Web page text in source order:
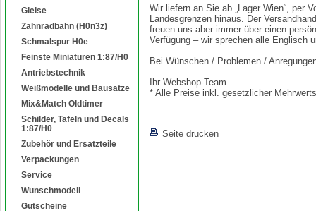
Gleise
Zahnradbahn (H0n3z)
Schmalspur H0e
Feinste Miniaturen 1:87/H0
Antriebstechnik
Weißmodelle und Bausätze
Mix&Match Oldtimer
Schilder, Tafeln und Decals
1:87/H0
Zubehör und Ersatzteile
Verpackungen
Service
Wunschmodell
Gutscheine
Wir liefern an Sie ab „Lager Wien“, per
Landesgrenzen hinaus. Der
freuen uns aber immer über einen
Verfügung – wir sprechen alle Englisch
Bei Wünschen / Problemen /
Ihr Webshop-Team.
* Alle Preise inkl. gesetzlicher
Seite drucken